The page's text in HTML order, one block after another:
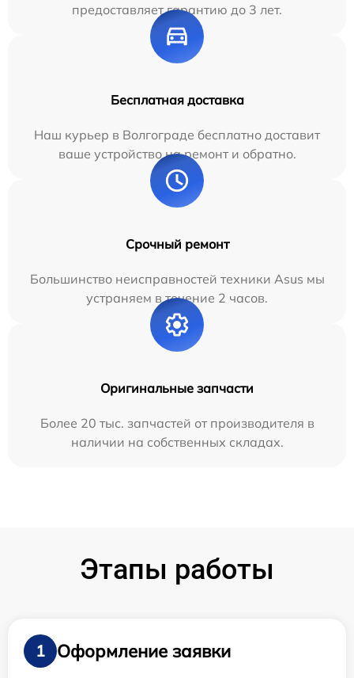
предоставляет гарантию до 3 лет.
Бесплатная доставка
Наш курьер в Волгограде бесплатно доставит
ваше устройство на ремонт и обратно.
Срочный ремонт
Большинство неисправностей техники Asus мы
устраняем в течение 2 часов.
Оригинальные запчасти
Более 20 тыс. запчастей от производителя в
наличии на собственных складах.
Этапы работы
1
Оформление заявки